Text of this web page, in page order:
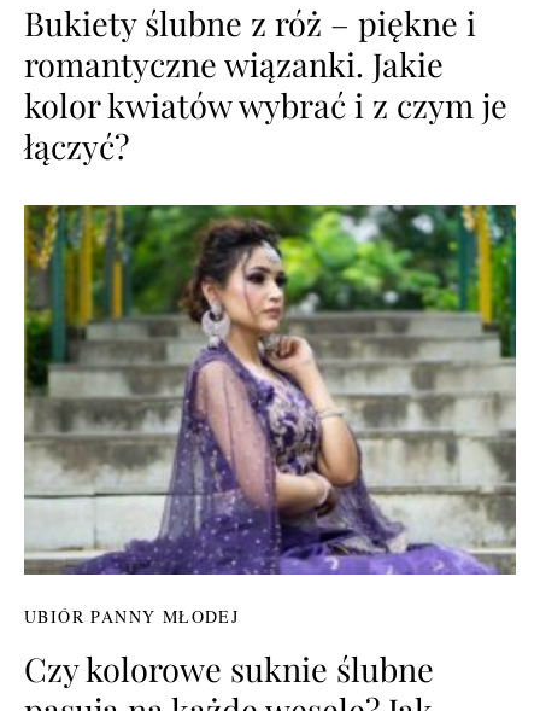
Bukiety ślubne z róż – piękne i
romantyczne wiązanki. Jakie
kolor kwiatów wybrać i z czym je
łączyć?
UBIÓR PANNY MŁODEJ
Czy kolorowe suknie ślubne